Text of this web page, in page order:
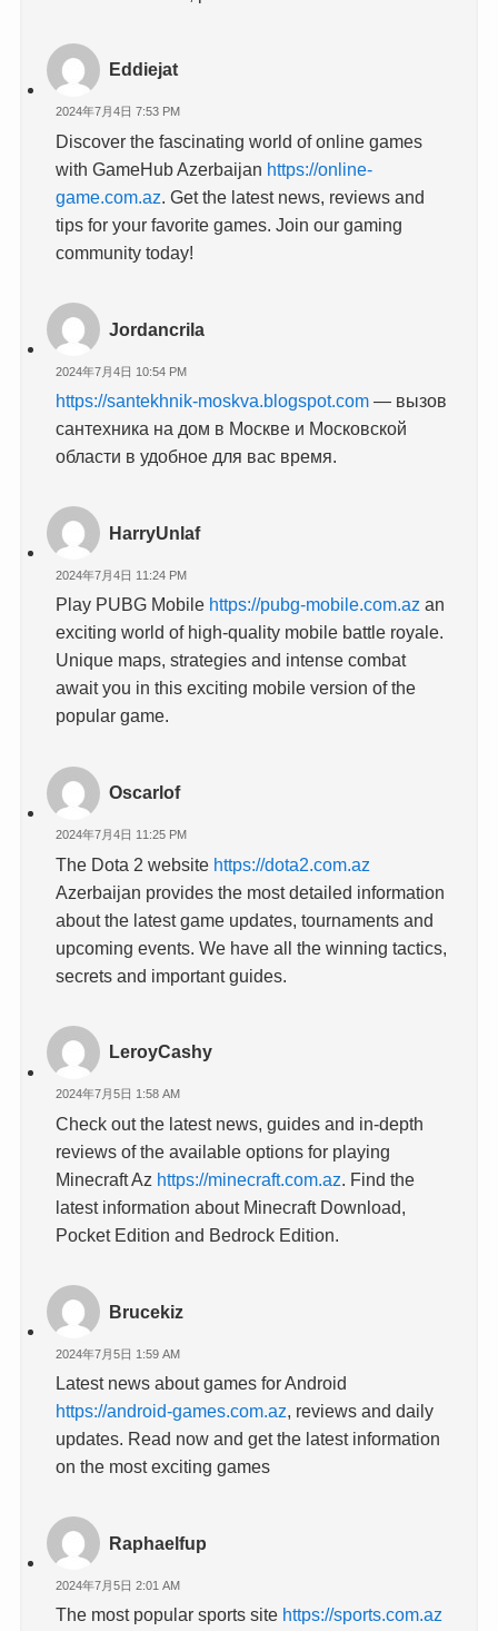
Eddiejat
2024年7月4日 7:53 PM
Discover the fascinating world of online games
with GameHub Azerbaijan https://online-
game.com.az. Get the latest news, reviews and
tips for your favorite games. Join our gaming
community today!
Jordancrila
2024年7月4日 10:54 PM
https://santekhnik-moskva.blogspot.com — вызов
сантехника на дом в Москве и Московской
области в удобное для вас время.
HarryUnlaf
2024年7月4日 11:24 PM
Play PUBG Mobile https://pubg-mobile.com.az an
exciting world of high-quality mobile battle royale.
Unique maps, strategies and intense combat
await you in this exciting mobile version of the
popular game.
Oscarlof
2024年7月4日 11:25 PM
The Dota 2 website https://dota2.com.az
Azerbaijan provides the most detailed information
about the latest game updates, tournaments and
upcoming events. We have all the winning tactics,
secrets and important guides.
LeroyCashy
2024年7月5日 1:58 AM
Check out the latest news, guides and in-depth
reviews of the available options for playing
Minecraft Az https://minecraft.com.az. Find the
latest information about Minecraft Download,
Pocket Edition and Bedrock Edition.
Brucekiz
2024年7月5日 1:59 AM
Latest news about games for Android
https://android-games.com.az, reviews and daily
updates. Read now and get the latest information
on the most exciting games
Raphaelfup
2024年7月5日 2:01 AM
The most popular sports site https://sports.com.az